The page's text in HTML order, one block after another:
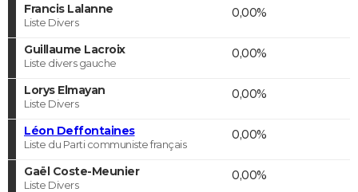
Francis Lalanne
Liste Divers
0,00%
Guillaume Lacroix
Liste divers gauche
0,00%
Lorys Elmayan
Liste Divers
0,00%
Léon Deffontaines
Liste du Parti communiste français
0,00%
Gaël Coste-Meunier
Liste Divers
0,00%